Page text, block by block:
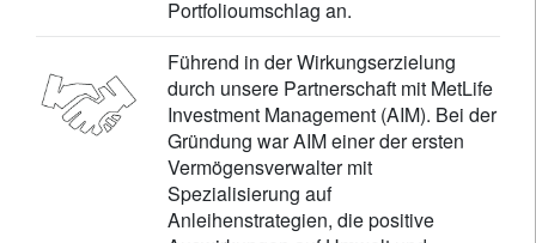
Portfolioumschlag an.
Führend in der Wirkungserzielung
durch unsere Partnerschaft mit MetLife
Investment Management (AIM). Bei der
Gründung war AIM einer der ersten
Vermögensverwalter mit
Spezialisierung auf
Anleihenstrategien, die positive